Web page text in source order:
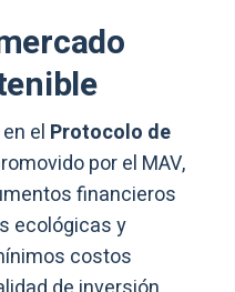
el Protocolo de
por el MAV,
financieros
ecológicas y
costos